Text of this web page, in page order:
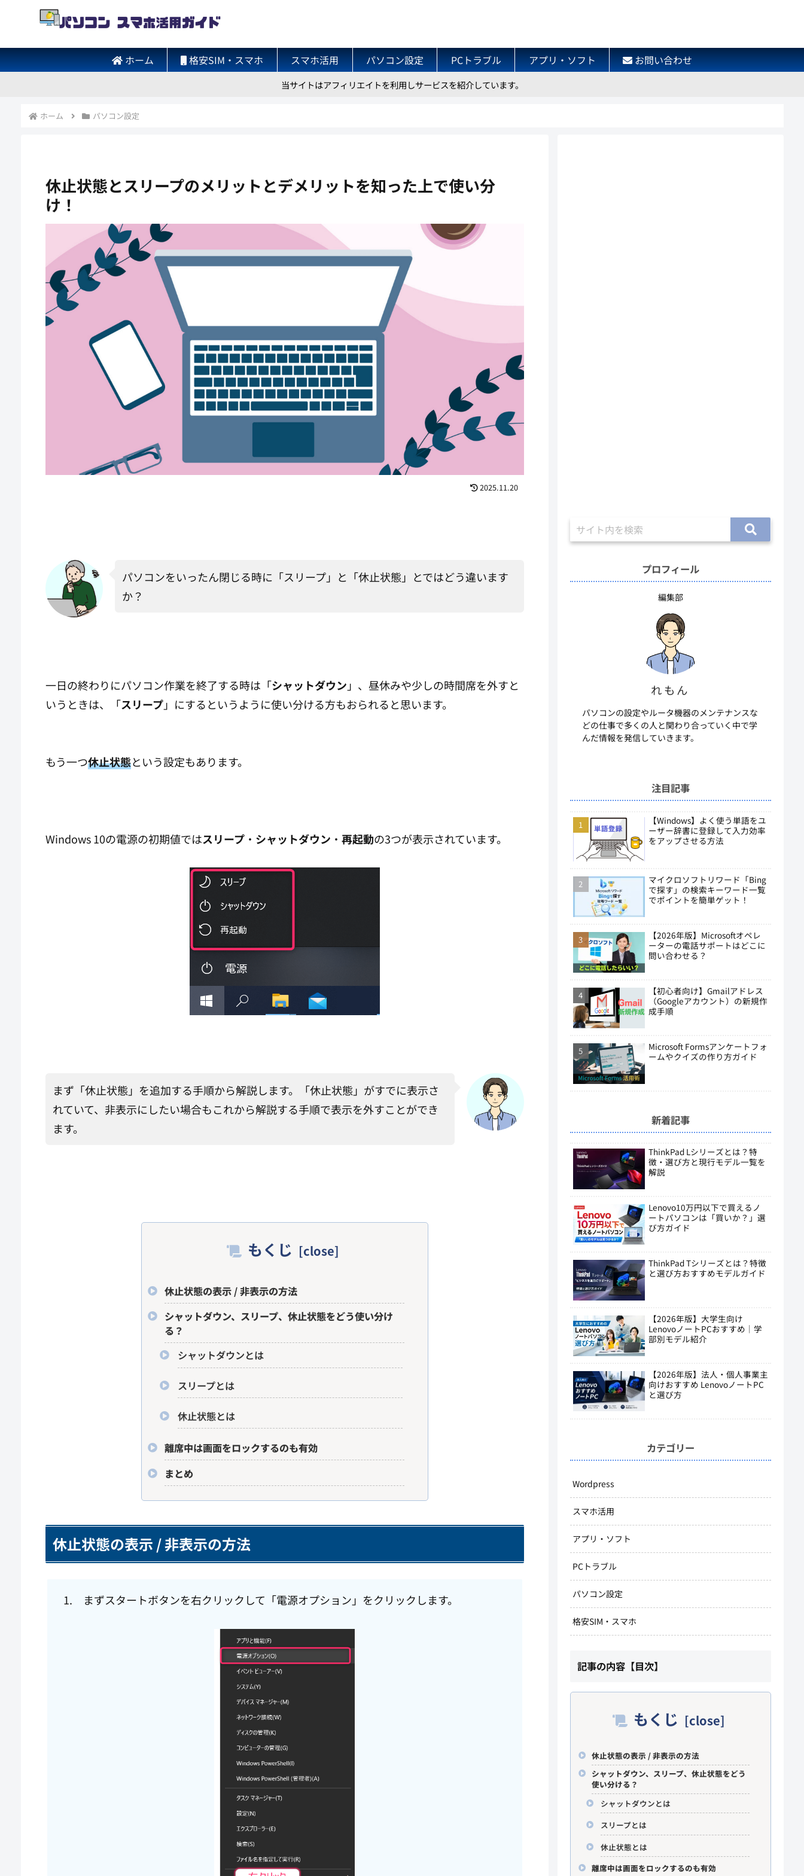
ホーム 格安SIM・スマホ スマホ活用 パソコン設定 PCトラブル アプリ・ソフト お問い合わせ
当サイトはアフィリエイトを利用しサービスを紹介しています。
ホーム パソコン設定
休止状態とスリープのメリットとデメリットを知った上で使い分
け！
2025.11.20
パソコンをいったん閉じる時に「スリープ」と「休止状態」とではどう違います
か？
一日の終わりにパソコン作業を終了する時は「シャットダウン 」、昼休みや少しの時間席を外すと
いうときは、「スリープ」にするというように使い分ける方もおられると思います。
もう一つ休止状態という設定もあります。
Windows 10の電源の初期値ではスリープ・ シャットダウン ・ 再起動の3つが表示されています。
まず「休止状態」を追加する手順から解説します。「休止状態」がすでに表示さ
れていて、非表示にしたい場合もこれから解説する手順で表示を外すことができ
ます。
もくじ
休止状態の表示 / 非表示の方法
シャットダウン、スリープ、休止状態をどう使い分け
る？
シャットダウンとは
スリープとは
休止状態とは
離席中は画面をロックするのも有効
まとめ
休止状態の表示 / 非表示の方法
1. まずスタートボタンを右クリックして「電源オプション」をクリックします。
プロフィール
編集部
れもん
パソコンの設定やルータ機器のメンテナンスな
どの仕事で多くの人と関わり合っていく中で学
んだ情報を発信していきます。
注目記事
【Windows】よく使う単語をユ
ーザー辞書に登録して入力効率
をアップさせる方法
マイクロソフトリワード「Bing
で探す」の検索キーワード一覧
でポイントを簡単ゲット！
【2026年版】Microsoftオペレ
ーターの電話サポートはどこに
問い合わせる？
【初心者向け】Gmailアドレス
（Googleアカウント）の新規作
成手順
Microsoft Formsアンケートフォ
ームやクイズの作り方ガイド
新着記事
ThinkPad Lシリーズとは？特
徴・選び方と現行モデル一覧を
解説
Lenovo10万円以下で買えるノ
ートパソコンは「買いか？」選
び方ガイド
ThinkPad Tシリーズとは？特徴
と選び方おすすめモデルガイド
【2026年版】大学生向け
LenovoノートPCおすすめ｜学
部別モデル紹介
【2026年版】法人・個人事業主
向けおすすめ LenovoノートPC
と選び方
カテゴリー
Wordpress
スマホ活用
アプリ・ソフト
PCトラブル
パソコン設定
格安SIM・スマホ
記事の内容【目次】
もくじ
休止状態の表示 / 非表示の方法
シャットダウン、スリープ、休止状態をどう
使い分ける？
シャットダウンとは
スリープとは
休止状態とは
離席中は画面をロックするのも有効